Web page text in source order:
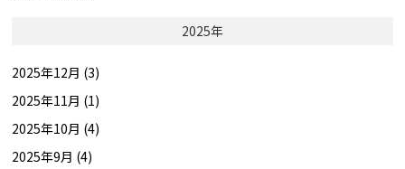
2025年
2025年12月 (3)
2025年11月 (1)
2025年10月 (4)
2025年9月 (4)